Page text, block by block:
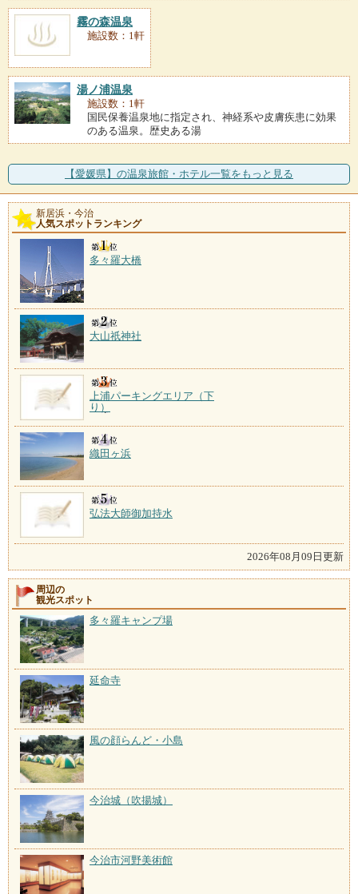
霧の森温泉
施設数：1軒
湯ノ浦温泉
施設数：1軒
国民保養温泉地に指定され、神経系や皮膚疾患に効果
のある温泉。歴史ある湯
【愛媛県】の温泉旅館・ホテル一覧をもっと見る
新居浜・今治
人気スポットランキング
多々羅大橋
大山祇神社
上浦パーキングエリア（下
り）
織田ヶ浜
弘法大師御加持水
2026年08月09日更新
周辺の
観光スポット
多々羅キャンプ場
延命寺
風の顔らんど・小島
今治城（吹揚城）
今治市河野美術館